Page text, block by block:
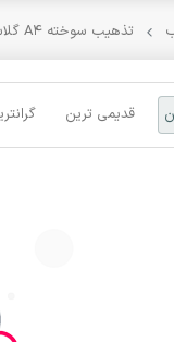
تذهیب سوخته A۴ گلاسه
قدیمی ترین